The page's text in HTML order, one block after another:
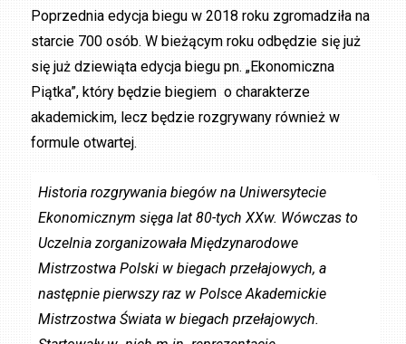
Poprzednia edycja biegu w 2018 roku zgromadziła na
starcie 700 osób. W bieżącym roku odbędzie się już
się już dziewiąta edycja biegu pn. „Ekonomiczna
Piątka”, który będzie biegiem o charakterze
akademickim, lecz będzie rozgrywany również w
formule otwartej.
Historia rozgrywania biegów na Uniwersytecie
Ekonomicznym sięga lat 80-tych XXw. Wówczas to
Uczelnia zorganizowała Międzynarodowe
Mistrzostwa Polski w biegach przełajowych, a
następnie pierwszy raz w Polsce Akademickie
Mistrzostwa Świata w biegach przełajowych.